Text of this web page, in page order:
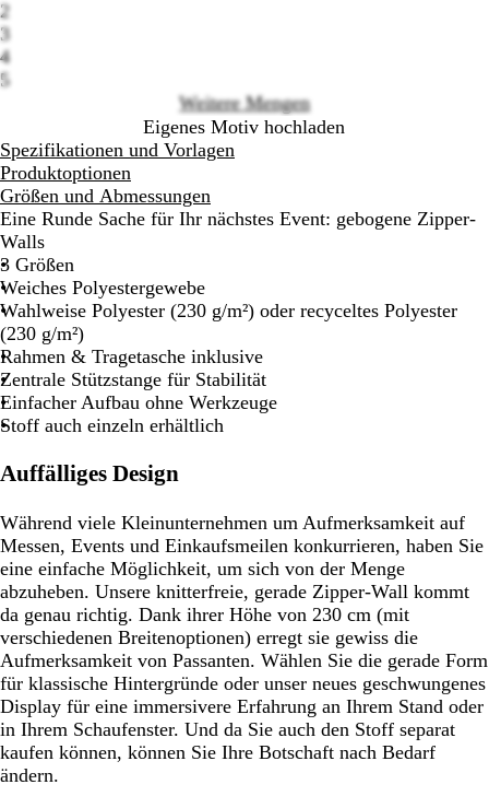
2
3
4
5
Weitere Mengen
Eigenes Motiv hochladen
Spezifikationen und Vorlagen
Produktoptionen
Größen und Abmessungen
Eine Runde Sache für Ihr nächstes Event: gebogene Zipper-
Walls
3 Größen
Weiches Polyestergewebe
Wahlweise Polyester (230 g/m²) oder recyceltes Polyester
(230 g/m²)
Rahmen & Tragetasche inklusive
Zentrale Stützstange für Stabilität
Einfacher Aufbau ohne Werkzeuge
Stoff auch einzeln erhältlich
Auffälliges Design
Während viele Kleinunternehmen um Aufmerksamkeit auf
Messen, Events und Einkaufsmeilen konkurrieren, haben Sie
eine einfache Möglichkeit, um sich von der Menge
abzuheben. Unsere knitterfreie, gerade Zipper-Wall kommt
da genau richtig. Dank ihrer Höhe von 230 cm (mit
verschiedenen Breitenoptionen) erregt sie gewiss die
Aufmerksamkeit von Passanten. Wählen Sie die gerade Form
für klassische Hintergründe oder unser neues geschwungenes
Display für eine immersivere Erfahrung an Ihrem Stand oder
in Ihrem Schaufenster. Und da Sie auch den Stoff separat
kaufen können, können Sie Ihre Botschaft nach Bedarf
ändern.